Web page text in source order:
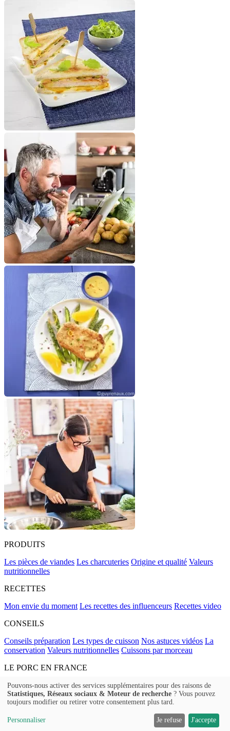
PRODUITS
Les pièces de viandes Les charcuteries Origine et qualité Valeurs
nutritionnelles
RECETTES
Mon envie du moment Les recettes des influenceurs Recettes video
CONSEILS
Conseils préparation Les types de cuisson Nos astuces vidéos La
conservation Valeurs nutritionnelles Cuissons par morceau
LE PORC EN FRANCE
La filière, étape par étape L'élevage de porcs en France Le métier
d'éleveur Le Porc L'engagement de la filière
FAQ Contact Politique de confidentialité Mentions légales
Pouvons-nous activer des services supplémentaires pour des raisons de
Statistiques, Réseaux sociaux & Moteur de recherche ? Vous pouvez
toujours modifier ou retirer votre consentement plus tard.
Personnaliser Je refuse J'accepte